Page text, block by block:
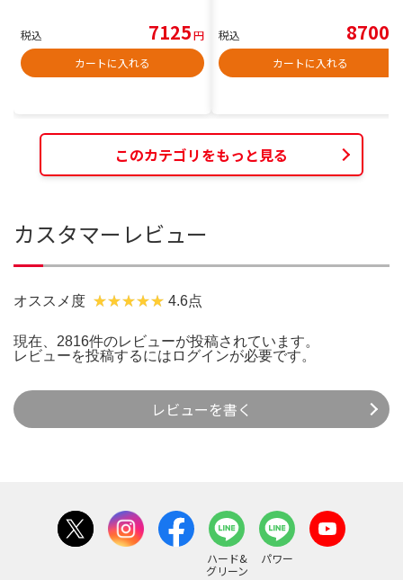
税込 7125円
カートに入れる
税込 8700
カートに入れる
このカテゴリをもっと見る
カスタマーレビュー
オススメ度 4.6点
現在、2816件のレビューが投稿されています。
レビューを投稿するには ログインが必要です。
レビューを書く
ハード&
グリーン
パワー